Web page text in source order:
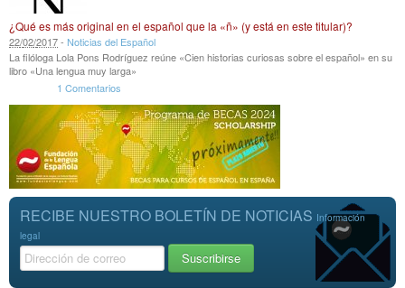
¿Qué es más original en el español que la «ñ» (y está en este titular)?
22/02/2017- Noticias del Español
La filóloga Lola Pons Rodríguez reúne «Cien historias curiosas sobre el español» en su
libro «Una lengua muy larga»
1 Comentarios
RECIBE NUESTRO BOLETÍN DE NOTICIAS Información
legal